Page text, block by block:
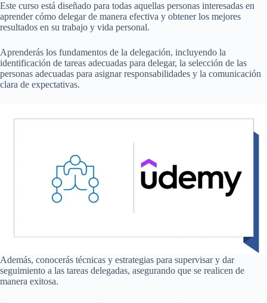
Este curso está diseñado para todas aquellas personas interesadas en
aprender cómo delegar de manera efectiva y obtener los mejores
resultados en su trabajo y vida personal.
Aprenderás los fundamentos de la delegación, incluyendo la
identificación de tareas adecuadas para delegar, la selección de las
personas adecuadas para asignar responsabilidades y la comunicación
clara de expectativas.
Además, conocerás técnicas y estrategias para supervisar y dar
seguimiento a las tareas delegadas, asegurando que se realicen de
manera exitosa.